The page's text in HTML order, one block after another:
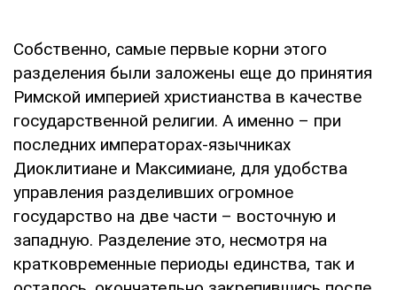
Собственно, самые первые корни этого
разделения были заложены еще до принятия
Римской империей христианства в качестве
государственной религии. А именно – при
последних императорах-язычниках
Диоклитиане и Максимиане, для удобства
управления разделивших огромное
государство на две части – восточную и
западную. Разделение это, несмотря на
кратковременные периоды единства, так и